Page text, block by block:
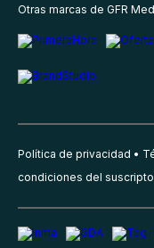
Otras marcas de GFR
Política de privacidad
condiciones del